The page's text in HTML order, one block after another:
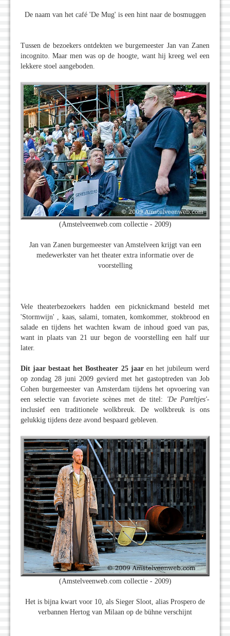
De naam van het café 'De Mug' is een hint naar de bosmuggen
Tussen de bezoekers ontdekten we burgemeester Jan van Zanen
incognito. Maar men was op de hoogte, want hij kreeg wel een
lekkere stoel aangeboden.
(Amstelveenweb.com collectie - 2009)
Jan van Zanen burgemeester van Amstelveen krijgt van een
medewerkster van het theater extra informatie over de
voorstelling
Vele theaterbezoekers hadden een picknickmand besteld met
'Stormwijn' , kaas, salami, tomaten, komkommer, stokbrood en
salade en tijdens het wachten kwam de inhoud goed van pas,
want in plaats van 21 uur begon de voorstelling een half uur
later.
Dit jaar bestaat het Bostheater 25 jaaren het jubileum werd
op zondag 28 juni 2009 gevierd met het gastoptreden van Job
Cohen burgemeester van Amsterdam tijdens het opvoering van
een selectie van favoriete scènes met de titel: 'De Pareltjes'-
inclusief een traditionele wolkbreuk. De wolkbreuk is ons
gelukkig tijdens deze avond bespaard gebleven.
(Amstelveenweb.com collectie - 2009)
Het is bijna kwart voor 10, als Sieger Sloot, alias Prospero de
verbannen Hertog van Milaan op de bühne verschijnt